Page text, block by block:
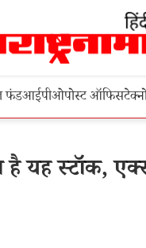
फंडआईपीओपोस्ट ऑफिस
यह स्‍टॉक,